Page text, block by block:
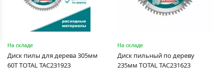
На складе
Диск пилы для дерева 305мм
60Т TOTAL TAC231923
На складе
Диск пильный по дереву
235мм TOTAL TAC231623